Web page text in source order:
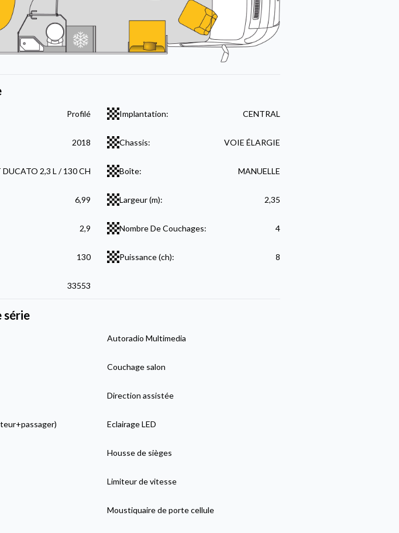
Profilé Implantation: CENTRAL
2018 Chassis: VOIE ÉLARGIE
DUCATO 2,3 L / 130 CH Boîte: MANUELLE
6,99 Largeur (m): 2,35
2,9 Nombre De Couchages: 4
130 Puissance (ch): 8
33553
série
Autoradio Multimedia
Couchage salon
Direction assistée
Eclairage LED
Housse de sièges
Limiteur de vitesse
Moustiquaire de porte cellule